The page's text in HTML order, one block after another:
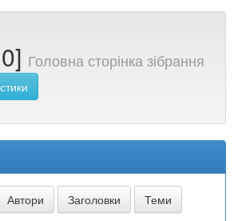
Головна сторінка зібрання